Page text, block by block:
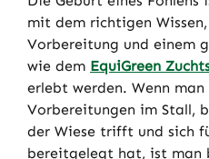
mit dem richtigen
Vorbereitung und einem
wie dem EquiGreen
erlebt werden. Wenn
Vorbereitungen im Stall,
der Wiese trifft und sich
bereitgelegt hat, ist man